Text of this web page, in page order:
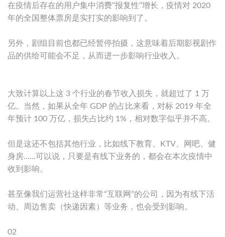
在疫情后存在的用户集中消费‘‘报复性’’增长，疫情对 2020
年的全国整体票房是实打实的影响到了。
另外，剧组目前也都已经暂停拍摄，这意味着后期影视剧作
品的供给可能会不足，从而进一步影响行业收入。
大致计算以上这 3 个行业的春节收入损失，就超过了 1 万
亿。当然，如果从全年 GDP 的占比来看，对标 2019 年全
年预计 100 万亿，损失占比约 1%，相对数字似乎并不高。
但是这还不包括其他行业，比如线下教育、KTV、网吧、健
身房……可以说，只要是有线下业务的，都会在本次疫情中
收到影响。
甚至像我们运营社这样非常“互联网”的公司，因为有线下活
动、周边售卖（快递因素）等业务，也会受到影响。
02